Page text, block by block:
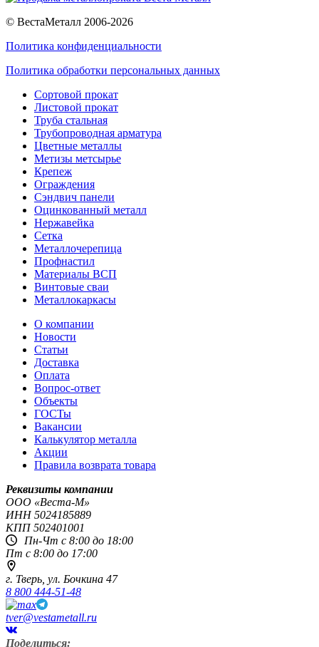
© ВестаМеталл 2006-2026
Политика конфиденциальности
Политика обработки персональных данных
Сортовой прокат
Листовой прокат
Труба стальная
Трубопроводная арматура
Цветные металлы
Метизы метсырье
Крепеж
Ограждения
Сэндвич панели
Оцинкованный металл
Нержавейка
Сетка
Металлочерепица
Профнастил
Материалы ВСП
Винтовые сваи
Металлокаркасы
О компании
Новости
Статьи
Доставка
Оплата
Вопрос-ответ
Объекты
ГОСТы
Вакансии
Калькулятор металла
Акции
Правила возврата товара
Реквизиты компании
OOO «Веста-М»
ИНН5024185889
КПП502401001
Пн-Чт с 8:00 до 18:00
Пт с 8:00 до 17:00
г. Тверь, ул. Бочкина 47
8 800 444-51-48
tver@vestametall.ru
Поделиться: